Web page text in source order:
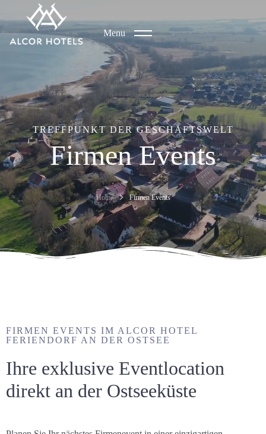
Menu
Firmen Events
TREFFPUNKT DER GESCHÄFTSWELT
Home Firmen Events
FIRMEN EVENTS IM ALCOR HOTEL
FERIENDORF AN DER OSTSEE
Ihre exklusive Eventlocation
direkt an der Ostseeküste